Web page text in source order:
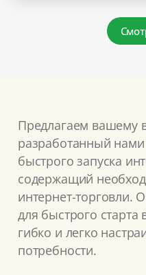
Предлагаем вашему
разработанный
быстрого запуска
содержащий
интернет-торговли.
для быстрого
гибко и легко
потребности.